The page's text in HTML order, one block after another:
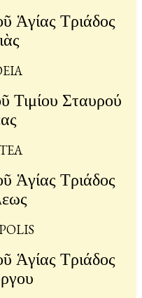
Ἁγίας Τριάδος
Τιμίου Σταυρού
Ἁγίας Τριάδος
Ἁγίας Τριάδος